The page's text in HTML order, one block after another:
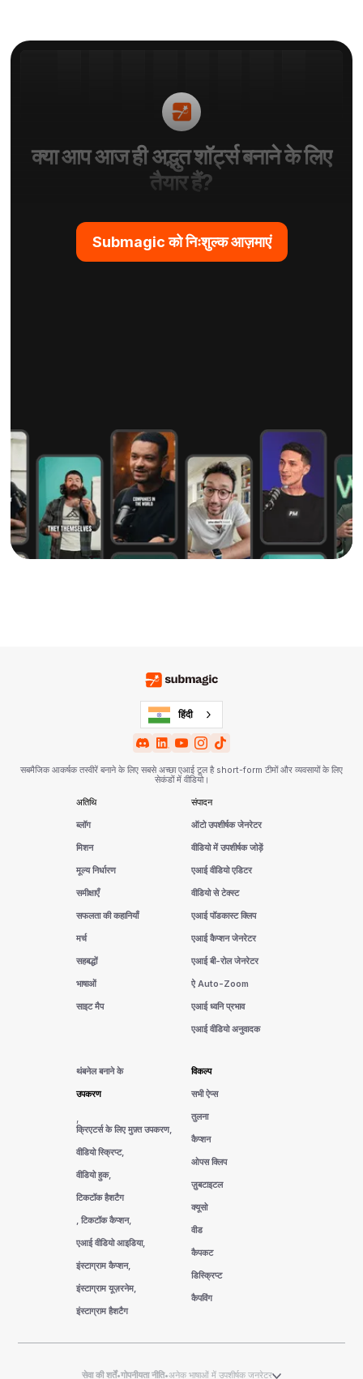
क्या आप आज ही अद्भुत शॉर्ट्स बनाने के लिए
तैयार हैं?
Submagic को निःशुल्क आज़माएं
हिंदी
सबमैजिक आकर्षक तस्वीरें बनाने के लिए सबसे अच्छा एआई टूल है short-form टीमों और व्यवसायों के लिए
सेकंडों में वीडियो।
अतिथि
ब्लॉग
मिशन
मूल्य निर्धारण
समीक्षाएँ
सफलता की कहानियाँ
मर्च
सहबद्धों
भाषाओं
साइट मैप
संपादन
ऑटो उपशीर्षक जेनरेटर
वीडियो में उपशीर्षक जोड़ें
एआई वीडियो एडिटर
वीडियो से टेक्स्ट
एआई पॉडकास्ट क्लिप
एआई कैप्शन जेनरेटर
एआई बी-रोल जेनरेटर
ऐ Auto-Zoom
एआई ध्वनि प्रभाव
एआई वीडियो अनुवादक
थंबनेल बनाने के
उपकरण
,
क्रिएटर्स के लिए मुफ़्त उपकरण,
वीडियो स्क्रिप्ट,
वीडियो हुक,
टिकटॉक हैशटैग
, टिकटॉक कैप्शन,
एआई वीडियो आइडिया,
इंस्टाग्राम कैप्शन,
इंस्टाग्राम यूज़रनेम,
इंस्टाग्राम हैशटैग
विकल्प
सभी ऐप्स
तुलना
कैप्शन
ओपस क्लिप
ज़ुबटाइटल
क्यूसो
वीड
कैपकट
डिस्क्रिप्ट
कैपविंग
सेवा की शर्तें•गोपनीयता नीति•अनेक भाषाओं में उपशीर्षक जनरेटर